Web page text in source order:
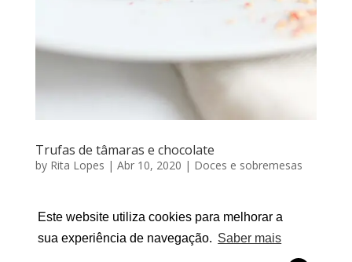
Este website utiliza cookies para melhorar a
sua experiência de navegação. Saber mais
Trufas de tâmaras e chocolate
by Rita Lopes | Abr 10, 2020 | Doces e sobremesas
| Abril 10, 2020 Esta receita é uma verdadeira
perdição. Com o sabor tradicional do chocolate,